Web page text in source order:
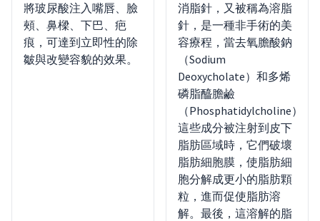
將玻尿酸注入嘴唇、臉
頰、鼻樑、下巴、疤
痕，可達到立即性的除
皺與改變容貌的效果。
消脂針，又被稱為溶脂
針，是一種非手術的美
容療程，當去氧膽酸鈉
（Sodium
Deoxycholate）和多烯
磷脂醯膽鹼
（Phosphatidylcholine）
這些成分被注射到皮下
脂肪區域時，它們破壞
脂肪細胞膜，使脂肪細
胞分解成更小的脂肪顆
粒，進而促使脂肪溶
解。最後，這溶解的脂